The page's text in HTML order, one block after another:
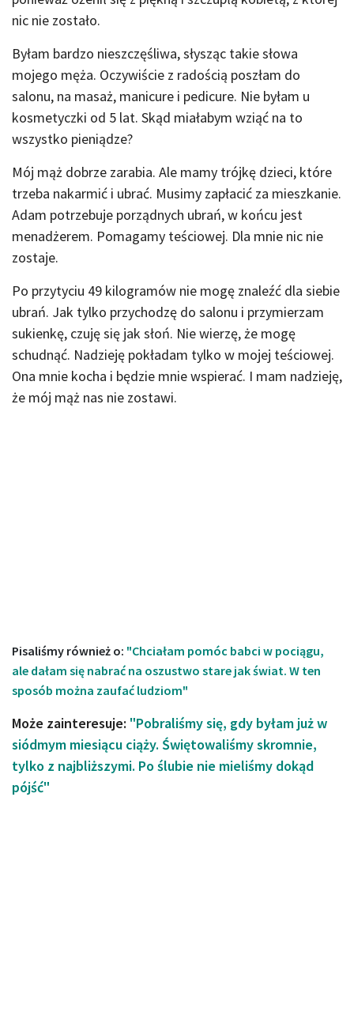
nic nie zostało.
Byłam bardzo nieszczęśliwa, słysząc takie słowa
mojego męża. Oczywiście z radością poszłam do
salonu, na masaż, manicure i pedicure. Nie byłam u
kosmetyczki od 5 lat. Skąd miałabym wziąć na to
wszystko pieniądze?
Mój mąż dobrze zarabia. Ale mamy trójkę dzieci, które
trzeba nakarmić i ubrać. Musimy zapłacić za mieszkanie.
Adam potrzebuje porządnych ubrań, w końcu jest
menadżerem. Pomagamy teściowej. Dla mnie nic nie
zostaje.
Po przytyciu 49 kilogramów nie mogę znaleźć dla siebie
ubrań. Jak tylko przychodzę do salonu i przymierzam
sukienkę, czuję się jak słoń. Nie wierzę, że mogę
schudnąć. Nadzieję pokładam tylko w mojej teściowej.
Ona mnie kocha i będzie mnie wspierać. I mam nadzieję,
że mój mąż nas nie zostawi.
Pisaliśmy również o: "Chciałam pomóc babci w pociągu,
ale dałam się nabrać na oszustwo stare jak świat. W ten
sposób można zaufać ludziom"
Może zainteresuje: "Pobraliśmy się, gdy byłam już w
siódmym miesiącu ciąży. Świętowaliśmy skromnie,
tylko z najbliższymi. Po ślubie nie mieliśmy dokąd
pójść"